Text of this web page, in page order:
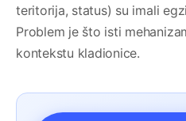
teritorija, status) su imali
Problem je što isti
kontekstu kladionice.